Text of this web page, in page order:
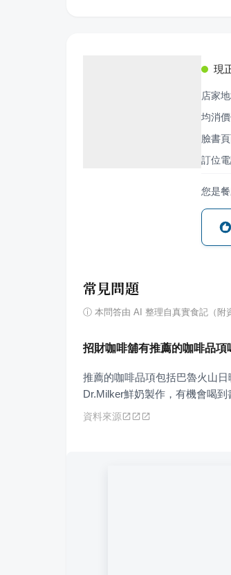
現
店家
均消
臉書
訂位
您是
常見問題
ⓘ 本問答由 AI 整理自真實食記（附
招財咖啡舖有推薦的咖啡品項
推薦的咖啡品項包括巴魯火山
Dr.Milker鮮奶製作，有機會喝到
資料來源